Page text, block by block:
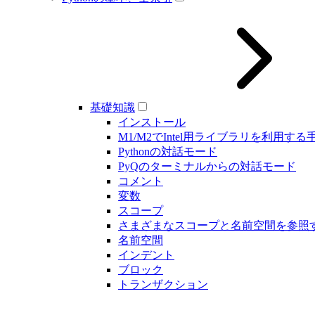
基礎知識
インストール
M1/M2でIntel用ライブラリを利用する
Pythonの対話モード
PyQのターミナルからの対話モード
コメント
変数
スコープ
さまざまなスコープと名前空間を参照
名前空間
インデント
ブロック
トランザクション